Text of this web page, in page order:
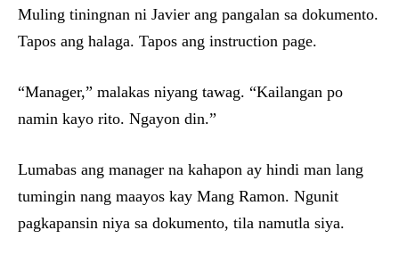
Muling tiningnan ni Javier ang pangalan sa dokumento.
Tapos ang halaga. Tapos ang instruction page.
“Manager,” malakas niyang tawag. “Kailangan po
namin kayo rito. Ngayon din.”
Lumabas ang manager na kahapon ay hindi man lang
tumingin nang maayos kay Mang Ramon. Ngunit
pagkapansin niya sa dokumento, tila namutla siya.